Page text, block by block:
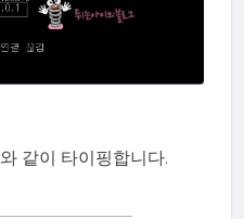
같이 타이핑합니다.